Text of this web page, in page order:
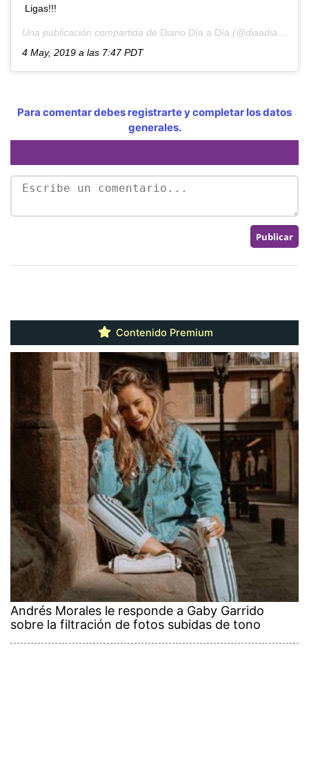
Ligas!!!
Una publicación compartida de Diario Día a Día (@diaadiapa) el
4 May, 2019 a las 7:47 PDT
Para comentar debes registrarte y completar los datos
generales.
Contenido Premium
Andrés Morales le responde a Gaby Garrido
sobre la filtración de fotos subidas de tono